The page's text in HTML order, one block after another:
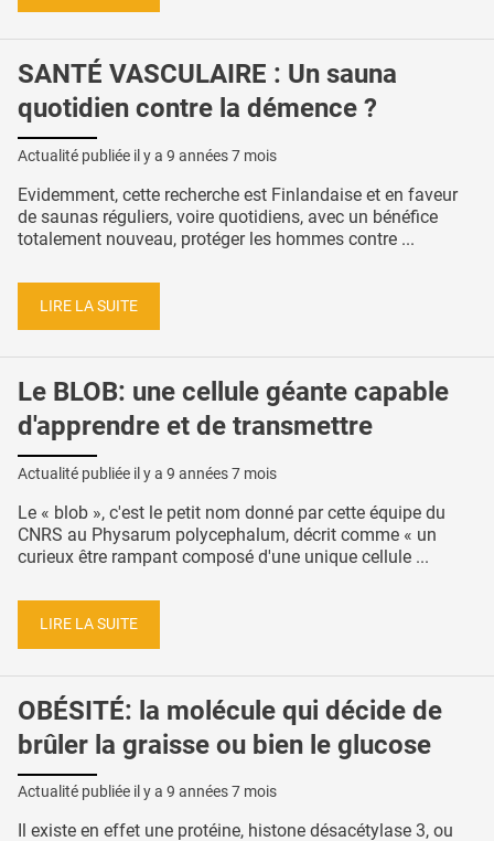
SANTÉ VASCULAIRE : Un sauna
quotidien contre la démence ?
Actualité publiée il y a 9 années 7 mois
Evidemment, cette recherche est Finlandaise et en faveur
de saunas réguliers, voire quotidiens, avec un bénéfice
totalement nouveau, protéger les hommes contre ...
LIRE LA SUITE
Le BLOB: une cellule géante capable
d'apprendre et de transmettre
Actualité publiée il y a 9 années 7 mois
Le « blob », c'est le petit nom donné par cette équipe du
CNRS au Physarum polycephalum, décrit comme « un
curieux être rampant composé d'une unique cellule ...
LIRE LA SUITE
OBÉSITÉ: la molécule qui décide de
brûler la graisse ou bien le glucose
Actualité publiée il y a 9 années 7 mois
Il existe en effet une protéine, histone désacétylase 3, ou